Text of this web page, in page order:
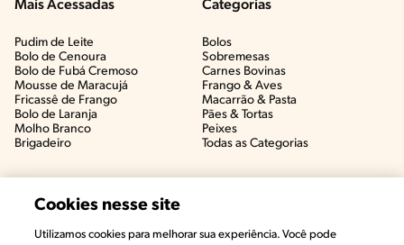
Mais Acessadas
Pudim de Leite
Bolo de Cenoura
Bolo de Fubá Cremoso
Mousse de Maracujá
Fricassê de Frango
Bolo de Laranja
Molho Branco
Brigadeiro
Categorias
Bolos
Sobremesas
Carnes Bovinas​
Frango & Aves​
Macarrão & Pasta​
Pães & Tortas​
Peixes
Todas as Categorias
Cookies nesse site
Utilizamos cookies para melhorar sua experiência. Você pode